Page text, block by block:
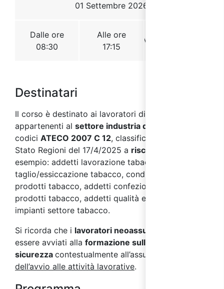
Destinatari
Il corso è destinato ai lavoratori di aziende
appartenenti al settore industria del tabacco
codici ATECO 2007 C 12, classificate dall’Accordo
Stato Regioni del 17/4/2025 a rischio alto
esempio: addetti lavorazione tabacco, addetti
taglio/essiccazione tabacco, conduttori linea
prodotti tabacco, addetti confezionamento
prodotti tabacco, addetti qualità e manutenzione
impianti settore tabacco.
Si ricorda che i lavoratori neoassunti
essere avviati alla formazione sulla
sicurezza contestualmente all’assunzione e
dell’avvio alle attività lavorative.